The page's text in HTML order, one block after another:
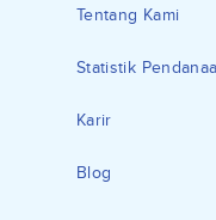
Tentang Kami
Statistik
Karir
Blog